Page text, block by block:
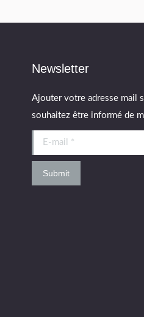
Newsletter
Ajouter votre adresse mail
souhaitez être informé de
E-mail *
Submit